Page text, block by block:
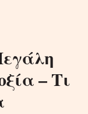
– Τι